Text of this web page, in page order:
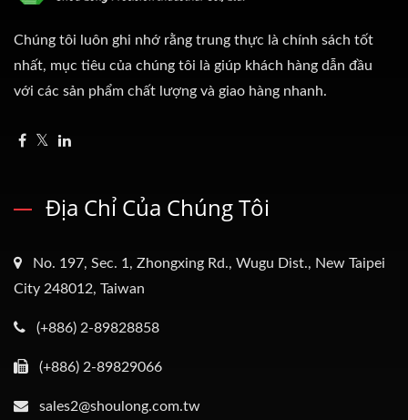
Chúng tôi luôn ghi nhớ rằng trung thực là chính sách tốt
nhất, mục tiêu của chúng tôi là giúp khách hàng dẫn đầu
với các sản phẩm chất lượng và giao hàng nhanh.
Địa Chỉ Của Chúng Tôi
No. 197, Sec. 1, Zhongxing Rd., Wugu Dist., New Taipei
City 248012, Taiwan
(+886) 2-89828858
(+886) 2-89829066
sales2@shoulong.com.tw